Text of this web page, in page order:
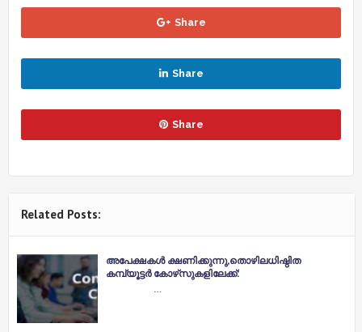
Share
Share
Share
Related Posts:
അപേക്ഷകൾ ക്ഷണിക്കുന്നു,തൊഴിലധിഷ്ഠിത
കമ്പ്യൂട്ടർ കോഴ്‌സുകളിലേക്ക്:
…